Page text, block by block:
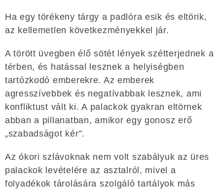
Ha egy törékeny tárgy a padlóra esik és eltörik,
az kellemetlen következményekkel jár.
A törött üvegben élő sötét lények szétterjednek a
térben, és hatással lesznek a helyiségben
tartózkodó emberekre. Az emberek
agresszívebbek és negatívabbak lesznek, ami
konfliktust vált ki. A palackok gyakran eltörnek
abban a pillanatban, amikor egy gonosz erő
„szabadságot kér”.
Az ókori szlávoknak nem volt szabályuk az üres
palackok levételére az asztalról, mivel a
folyadékok tárolására szolgáló tartályok más